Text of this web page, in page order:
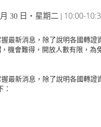
30 日‧星期二 | 10:00-
最新消息，除了說明各國轉證
，機會難得，開放人數有限，為
最新消息，除了說明各國轉證